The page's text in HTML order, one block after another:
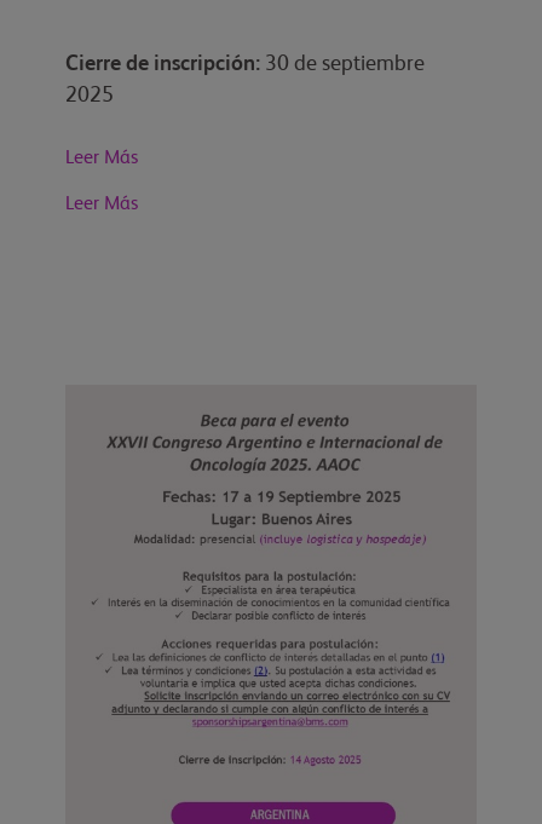
Cierre de inscripción: 30 de septiembre
2025
Leer Más
Leer Más